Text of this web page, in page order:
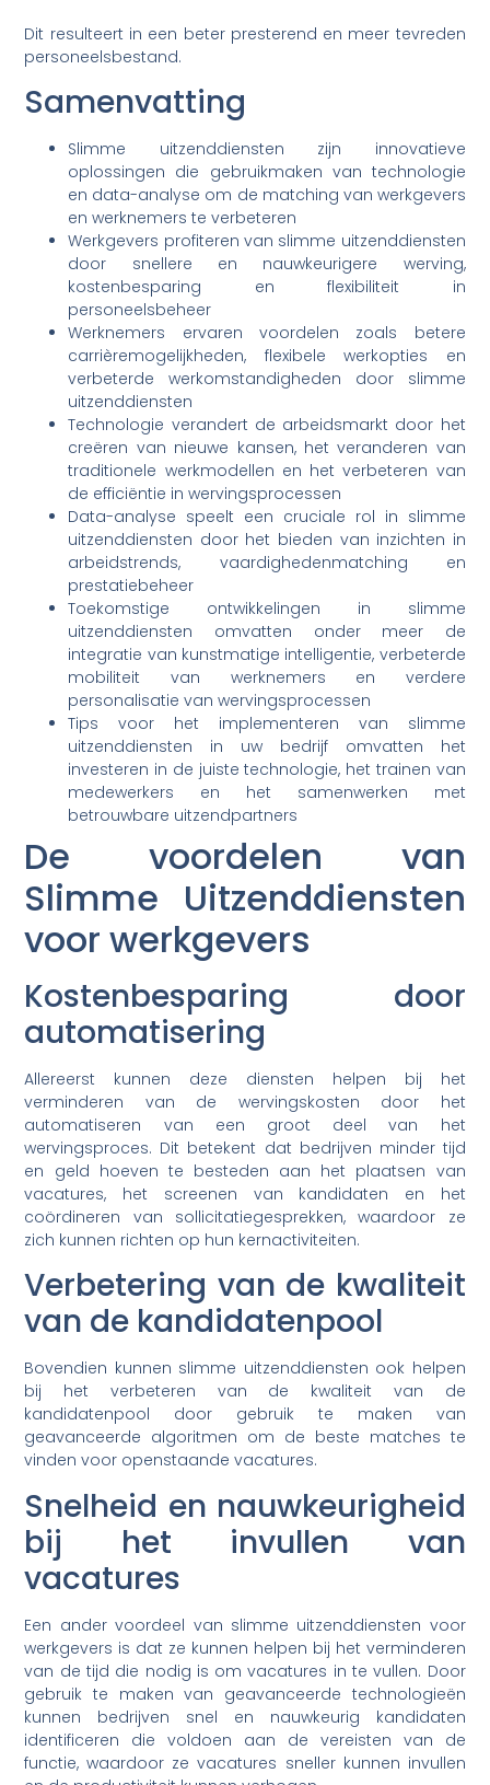
Dit resulteert in een beter presterend en meer tevreden
personeelsbestand.
Samenvatting
Slimme uitzenddiensten zijn innovatieve
oplossingen die gebruikmaken van technologie
en data-analyse om de matching van werkgevers
en werknemers te verbeteren
Werkgevers profiteren van slimme uitzenddiensten
door snellere en nauwkeurigere werving,
kostenbesparing en flexibiliteit in
personeelsbeheer
Werknemers ervaren voordelen zoals betere
carrièremogelijkheden, flexibele werkopties en
verbeterde werkomstandigheden door slimme
uitzenddiensten
Technologie verandert de arbeidsmarkt door het
creëren van nieuwe kansen, het veranderen van
traditionele werkmodellen en het verbeteren van
de efficiëntie in wervingsprocessen
Data-analyse speelt een cruciale rol in slimme
uitzenddiensten door het bieden van inzichten in
arbeidstrends, vaardighedenmatching en
prestatiebeheer
Toekomstige ontwikkelingen in slimme
uitzenddiensten omvatten onder meer de
integratie van kunstmatige intelligentie, verbeterde
mobiliteit van werknemers en verdere
personalisatie van wervingsprocessen
Tips voor het implementeren van slimme
uitzenddiensten in uw bedrijf omvatten het
investeren in de juiste technologie, het trainen van
medewerkers en het samenwerken met
betrouwbare uitzendpartners
De voordelen van
Slimme Uitzenddiensten
voor werkgevers
Kostenbesparing door
automatisering
Allereerst kunnen deze diensten helpen bij het
verminderen van de wervingskosten door het
automatiseren van een groot deel van het
wervingsproces. Dit betekent dat bedrijven minder tijd
en geld hoeven te besteden aan het plaatsen van
vacatures, het screenen van kandidaten en het
coördineren van sollicitatiegesprekken, waardoor ze
zich kunnen richten op hun kernactiviteiten.
Verbetering van de kwaliteit
van de kandidatenpool
Bovendien kunnen slimme uitzenddiensten ook helpen
bij het verbeteren van de kwaliteit van de
kandidatenpool door gebruik te maken van
geavanceerde algoritmen om de beste matches te
vinden voor openstaande vacatures.
Snelheid en nauwkeurigheid
bij het invullen van
vacatures
Een ander voordeel van slimme uitzenddiensten voor
werkgevers is dat ze kunnen helpen bij het verminderen
van de tijd die nodig is om vacatures in te vullen. Door
gebruik te maken van geavanceerde technologieën
kunnen bedrijven snel en nauwkeurig kandidaten
identificeren die voldoen aan de vereisten van de
functie, waardoor ze vacatures sneller kunnen invullen